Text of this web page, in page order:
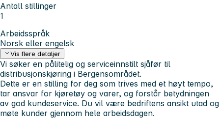
Antall stillinger
1
Arbeidsspråk
Norsk eller engelsk
Vis flere detaljer
Vi søker en pålitelig og serviceinnstilt sjåfør til
distribusjonskjøring i Bergensområdet.
Dette er en stilling for deg som trives med et høyt tempo,
tar ansvar for kjøretøy og varer, og forstår betydningen
av god kundeservice. Du vil være bedriftens ansikt utad og
møte kunder gjennom hele arbeidsdagen.